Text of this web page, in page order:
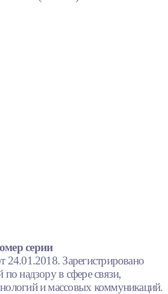
серии
Зарегистрировано
надзору в сфере связи,
и массовых коммуникаций.